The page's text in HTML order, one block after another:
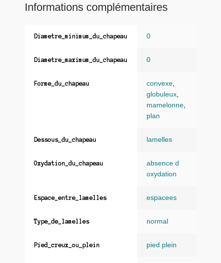
Informations complémentaires
Diametre_minimum_du_chapeau 0
Diametre_maximum_du_chapeau 0
Forme_du_chapeau convexe
globuleux
mamelonne
plan
Dessous_du_chapeau lamelles
Oxydation_du_chapeau
absence d
oxydation
Espace_entre_lamelles espacees
Type_de_lamelles normal
Pied_creux_ou_plein pied plein